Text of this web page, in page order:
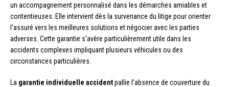
un accompagnement personnalisé dans les démarches amiables et
contentieuses. Elle intervient dès la survenance du litige pour orienter
l’assuré vers les meilleures solutions et négocier avec les parties
adverses. Cette garantie s’avère particulièrement utile dans les
accidents complexes impliquant plusieurs véhicules ou des
circonstances particulières.
La garantie individuelle accidentpallie l’absence de couverture du